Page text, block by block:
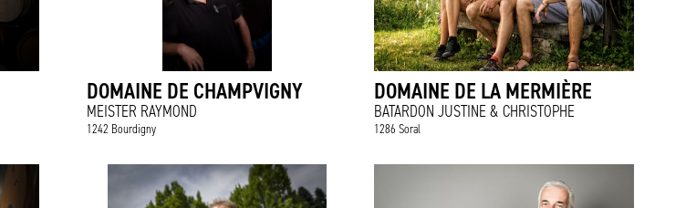
DOMAINE DE CHAMPVIGNY
MEISTER RAYMOND
1242 Bourdigny
DOMAINE DE LA MERMIÈRE
BATARDON JUSTINE & CHRISTOPHE
1286 Soral